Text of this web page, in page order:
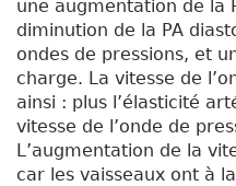
une augmentation de la
diminution de la PA
ondes de pressions, et
charge. La vitesse de
ainsi : plus l’élasticité
vitesse de l’onde de
L’augmentation de la
car les vaisseaux ont à